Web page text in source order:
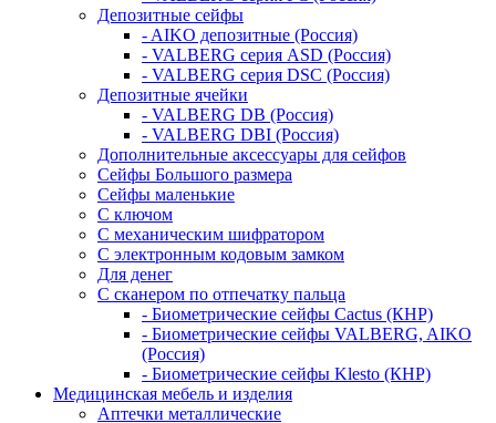
Депозитные сейфы
- AIKO депозитные (Россия)
- VALBERG серия ASD (Россия)
- VALBERG серия DSC (Россия)
Депозитные ячейки
- VALBERG DB (Россия)
- VALBERG DBI (Россия)
Дополнительные аксессуары для сейфов
Сейфы Большого размера
Сейфы маленькие
С ключом
С механическим шифратором
С электронным кодовым замком
Для денег
С сканером по отпечатку пальца
- Биометрические сейфы Cactus (КНР)
- Биометрические сейфы VALBERG, AIKO
(Россия)
- Биометрические сейфы Klesto (КНР)
Медицинская мебель и изделия
Аптечки металлические